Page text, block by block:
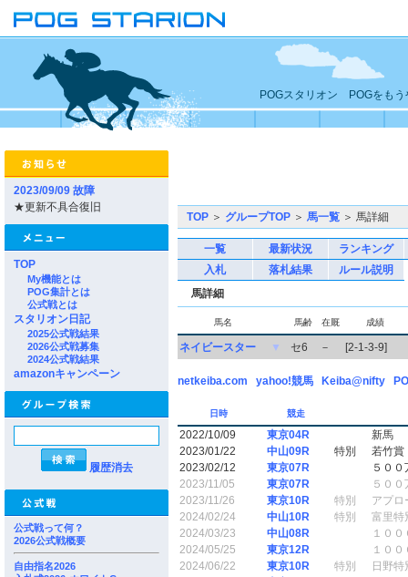
POGスタリオン POGをもう
2023/09/09 故障
★更新不具合復旧
TOP
My機能とは
POG集計とは
公式戦とは
スタリオン日記
2025公式戦結果
2026公式戦募集
2024公式戦結果
amazonキャンペーン
履歴消去
公式戦って何？
2026公式戦概要
自由指名2026
TOP ＞ グループTOP ＞ 馬一覧 ＞ 馬詳細
一覧 最新状況
ランキング
入札
落札結果
ルール説明
馬詳細
馬名 馬齢 在厩 成績
ネイビースター ▼ セ6 － [2-1-3-9]
netkeiba.com yahoo!競馬 Keiba@nifty
日時 競走
2022/10/09 東京04R
新馬
2023/01/22
中山09R 特別
若竹賞
2023/02/12
東京07R
５０
2023/11/05
東京07R
５０
2023/11/26
東京10R 特別
アプロ
2024/02/24
中山10R 特別
富里特
2024/03/23
中山08R
１０
2024/05/25
東京12R
１０
2024/06/22
東京10R 特別
日野特